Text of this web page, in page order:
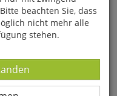
beachten Sie, dass
nicht mehr alle
stehen.
-